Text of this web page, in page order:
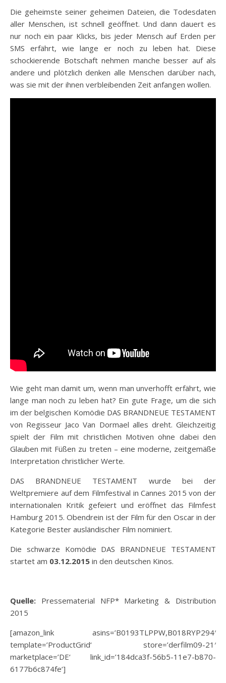
Die geheimste seiner geheimen Dateien, die Todesdaten
aller Menschen, ist schnell geöffnet. Und dann dauert es
nur noch ein paar Klicks, bis jeder Mensch auf Erden per
SMS erfährt, wie lange er noch zu leben hat. Diese
schockierende Botschaft nehmen manche besser auf als
andere und plötzlich denken alle Menschen darüber nach,
was sie mit der ihnen verbleibenden Zeit anfangen wollen.
Wie geht man damit um, wenn man unverhofft erfährt, wie
lange man noch zu leben hat? Ein gute Frage, um die sich
im der belgischen Komödie DAS BRANDNEUE TESTAMENT
von Regisseur Jaco Van Dormael alles dreht. Gleichzeitig
spielt der Film mit christlichen Motiven ohne dabei den
Glauben mit Füßen zu treten – eine moderne, zeitgemäße
Interpretation christlicher Werte.
DAS BRANDNEUE TESTAMENT wurde bei der
Weltpremiere auf dem Filmfestival in Cannes 2015 von der
internationalen Kritik gefeiert und eröffnet das Filmfest
Hamburg 2015. Obendrein ist der Film für den Oscar in der
Kategorie Bester ausländischer Film nominiert.
Die schwarze Komödie DAS BRANDNEUE TESTAMENT
startet am 03.12.2015 in den deutschen Kinos.
Quelle: Pressematerial NFP* Marketing & Distribution
2015
[amazon_link asins=’B0193TLPPW,B018RYP294′
template=’ProductGrid‘ store=’derfilm09-21′
marketplace=’DE‘ link_id=’184dca3f-56b5-11e7-b870-
6177b6c874fe‘]